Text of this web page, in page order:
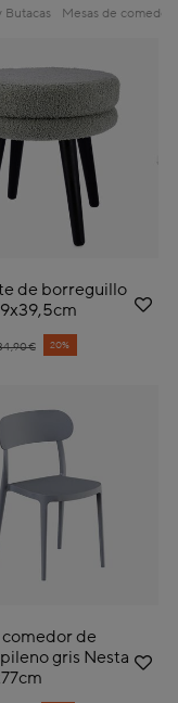
Butacas Mesas de comedor
de borreguillo
reduced from
20%
comedor de
gris Nesta